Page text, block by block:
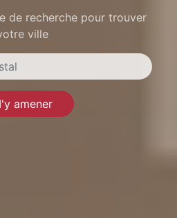
de recherche pour trouver
ville
amener